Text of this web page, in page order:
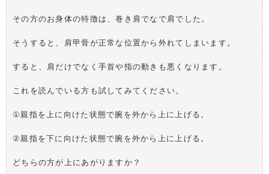
その方のお身体の特徴は、巻き肩でなで肩でした。
そうすると、肩甲骨が正常な位置から外れてしまいます。
すると、肩だけでなく手首や指の動きも悪くなります。
これを読んでいる方も試してみてください。
①親指を上に向けた状態で腕を外から上に上げる。
②親指を下に向けた状態で腕を外から上に上げる。
どちらの方が上にあがりますか？